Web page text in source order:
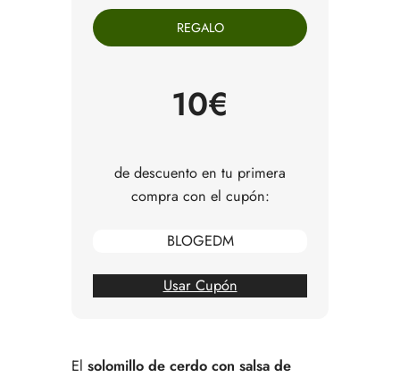
Ingredientes para la salsa de frutos rojos
Cómo preparar solomillo de cerdo con salsa de
frutos rojos
Errores comunes al preparar solomillo con salsa
de frutos rojos
Preguntas frecuentes sobre solomillo de cerdo
REGALO
10€
de descuento en tu primera
compra con el cupón:
BLOGEDM
Usar Cupón
El solomillo de cerdo con salsa de